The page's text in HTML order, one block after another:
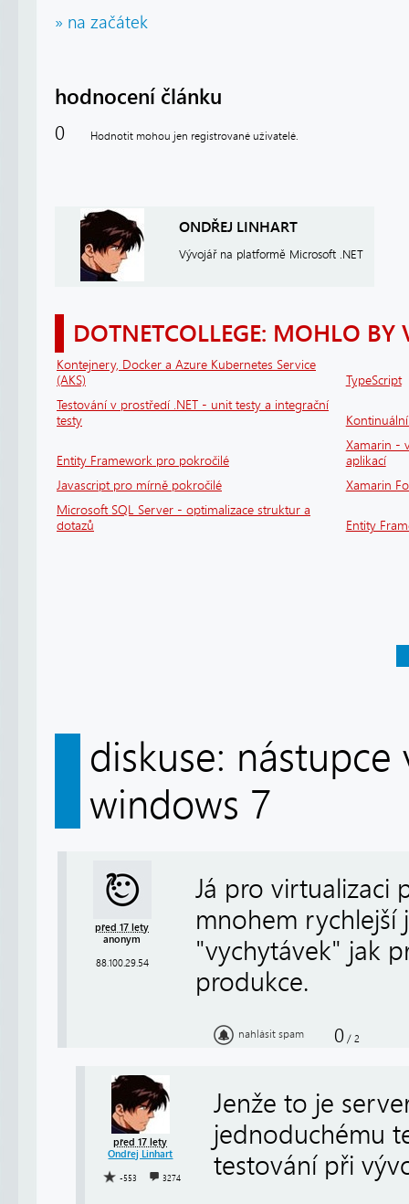
» na začátek
hodnocení článku
0 Hodnotit mohou jen registrované uživatelé.
ONDŘEJ LINHART
Vývojář na platformě Microsoft .NET
DOTNETCOLLEGE: MOHLO BY
Kontejnery, Docker a Azure Kubernetes Service
(AKS)
TypeScript
Testování v prostředí .NET - unit testy a integrační
testy
Entity Framework pro pokročilé
Xamarin -
aplikací
Javascript pro mírně pokročilé
Xamarin
Microsoft SQL Server - optimalizace struktur a
dotazů
Entity
diskuse:
windows 7
před 17 lety
anonym
88.100.29.54
Já pro virtualizaci
mnohem
"vychytávek" jak
produkce.
nahlásit spam 0 / 2
před 17 lety
Ondřej Linhart
-553 3274
Jenže to je
jednoduchému
testování při